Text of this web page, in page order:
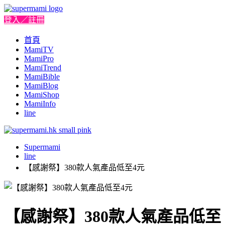
登入／註冊
首頁
MamiTV
MamiPro
MamiTrend
MamiBible
MamiBlog
MamiShop
MamiInfo
line
Supermami
line
【感謝祭】380款人氣產品低至4元
【感謝祭】380款人氣產品低至